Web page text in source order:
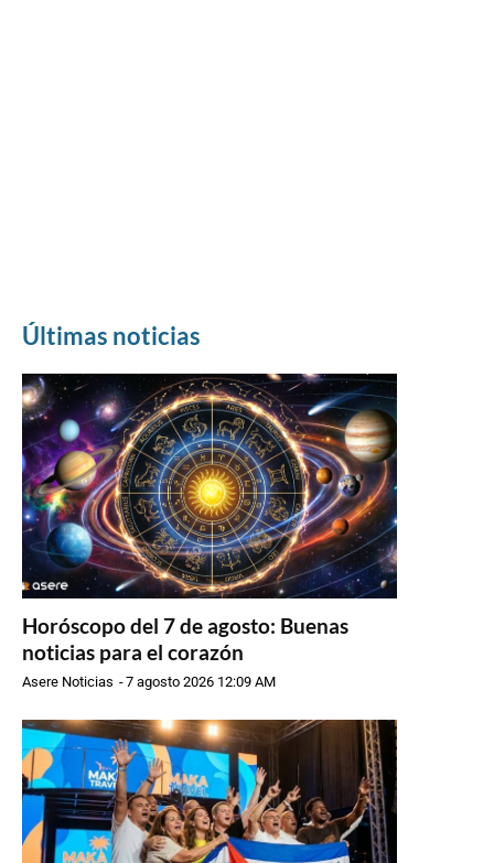
Últimas noticias
Horóscopo del 7 de agosto: Buenas
noticias para el corazón
Asere Noticias -7 agosto 2026 12:09 AM